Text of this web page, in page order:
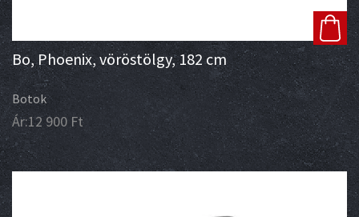
Bo, Phoenix, vöröstölgy, 182 cm
Botok
Ár:12 900 Ft